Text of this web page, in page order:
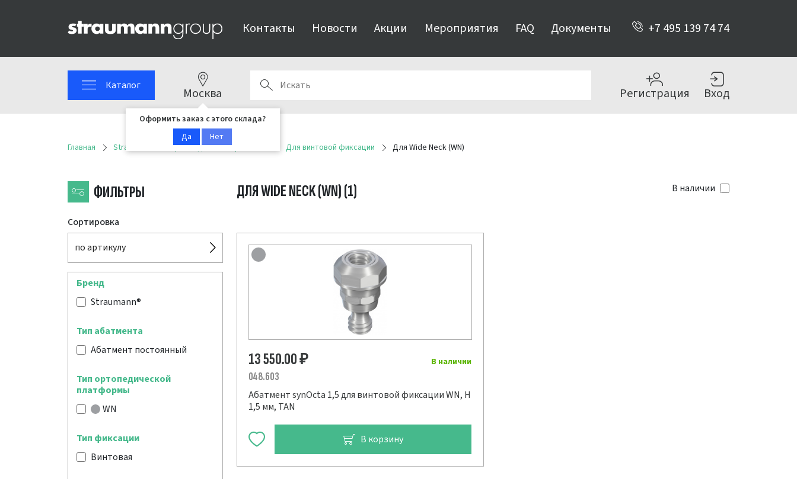
Контакты Новости Акции Мероприятия FAQ Документы +7 495 139 74 74
Каталог Москва
Оформить заказ с этого склада?
Да
Нет
Регистрация Вход
Главная Straumann Ортопедические решения Для винтовой фиксации Для Wide Neck (WN)
ФИЛЬТРЫ
Сортировка
ДЛЯ WIDE NECK (WN)(1) В наличии
по артикулу
Бренд
Straumann®
Тип абатмента
Абатмент постоянный
Тип ортопедической
платформы
WN
Тип фиксации
Винтовая
В наличии
13 550.00₽
048.603
Абатмент synOcta 1,5 для винтовой фиксации WN, H
1,5 мм, TAN
В корзину